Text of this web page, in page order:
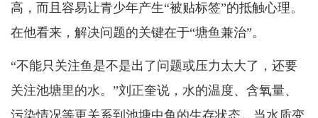
高，而且容易让青少年产生“被贴标签”的抵触心理。
在他看来，解决问题的关键在于“塘鱼兼治”。
“不能只关注鱼是不是出了问题或压力太大了，还要
关注池塘里的水。”刘正奎说，水的温度、含氧量、